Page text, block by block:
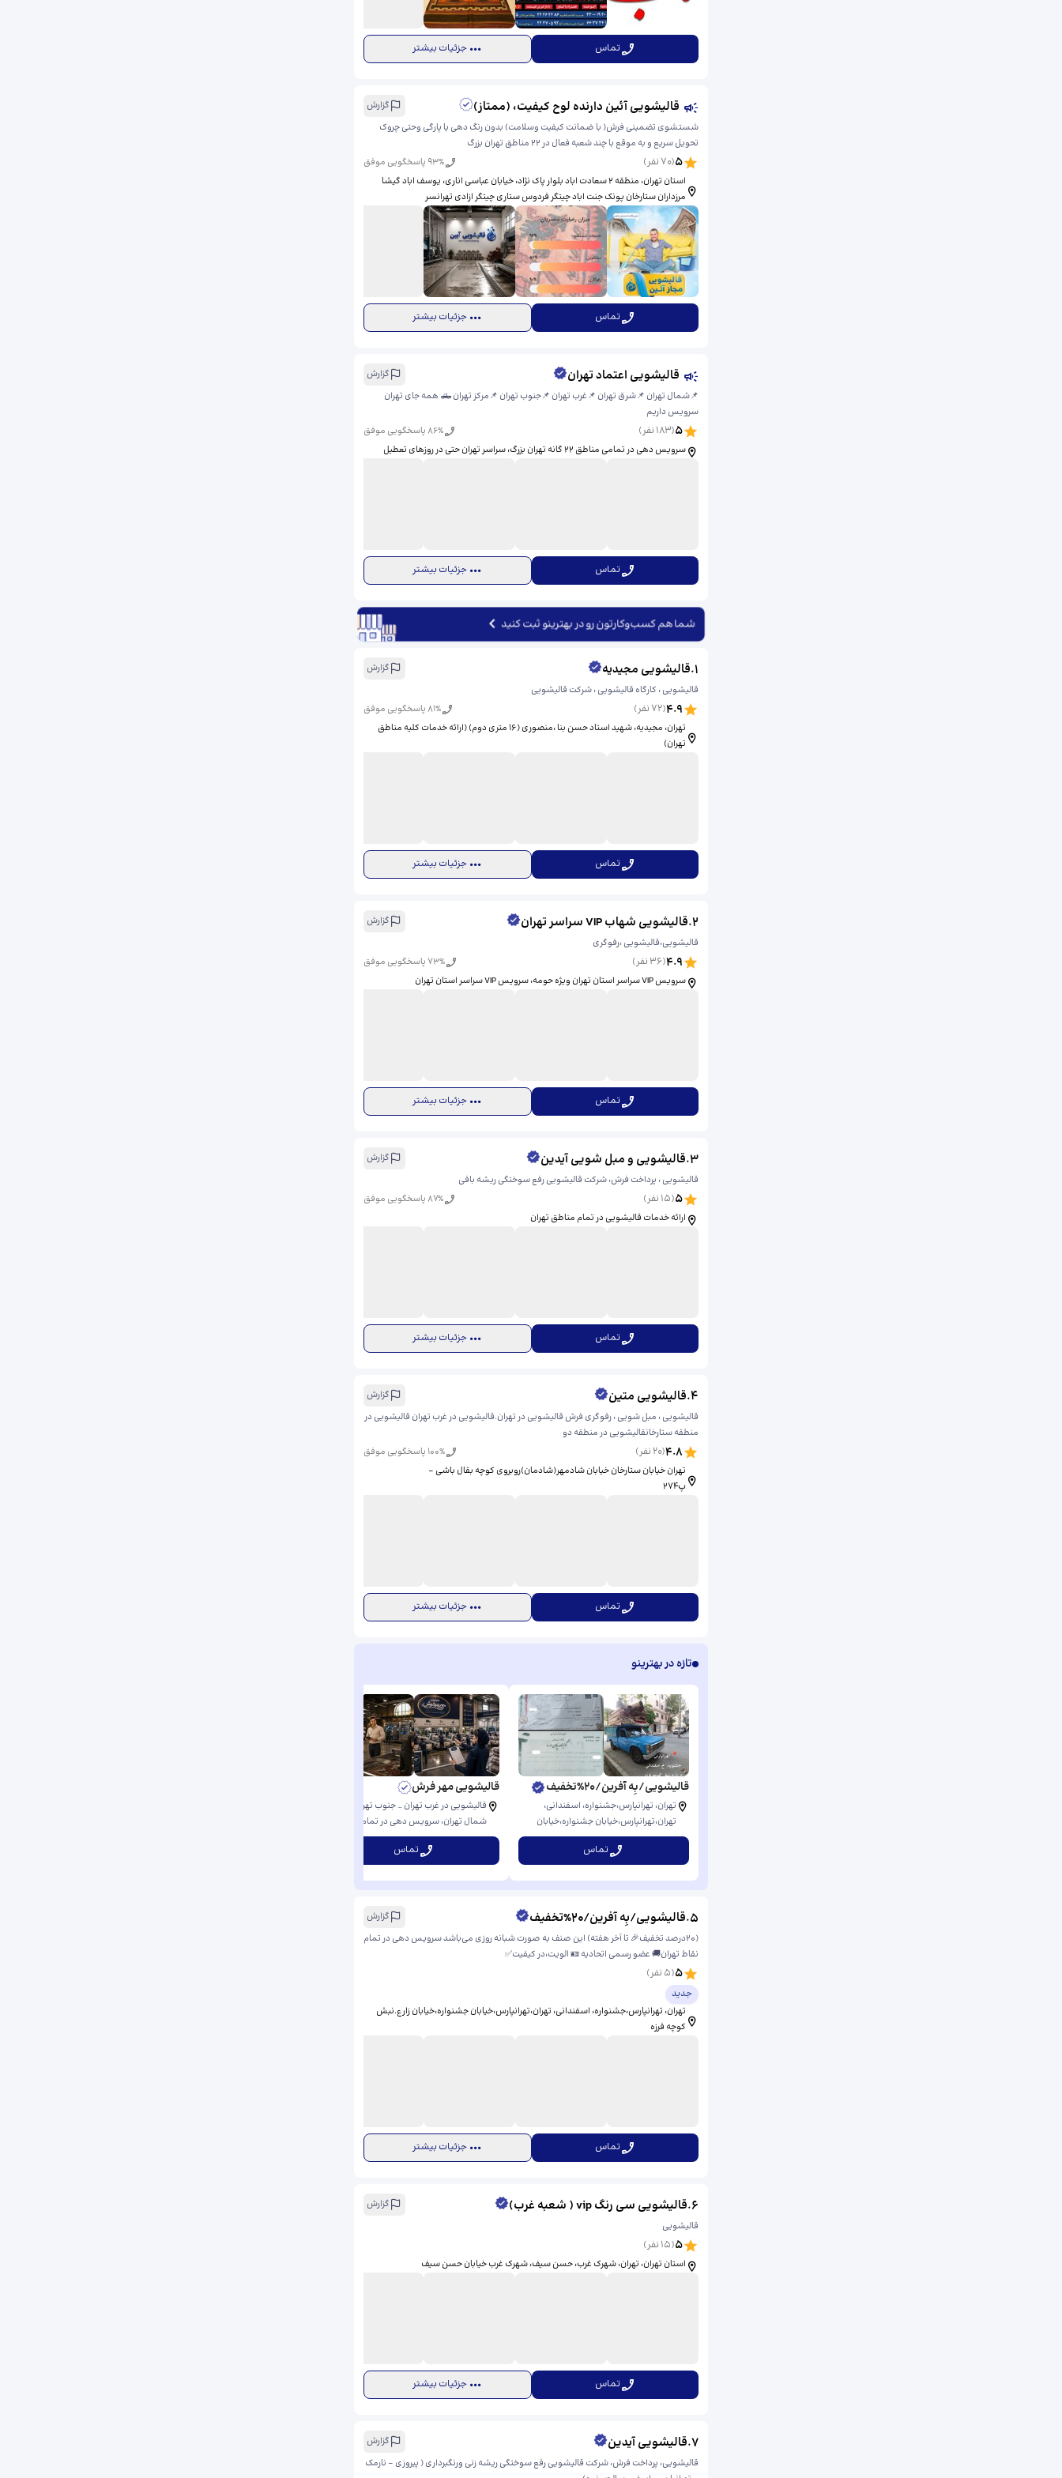
تماس جزئیات بیشتر
قالیشویی آئین دارنده لوح کیفیت، (ممتاز)
گزارش
شستشوی تضمینی فرش( با ضمانت کیفیت وسلامت) بدون رنگ دهی یا پارگی وحتی چروک
تحویل سریع و به موقع با چند شعبه فعال در 22 مناطق تهران بزرگ
5
(
70 نفر) 93% پاسخگویی موفق
استان تهران، منطقه 2 سعادت اباد بلوار پاک نژاد، خیابان عباسی اناری، ​یوسف اباد گیشا
مرزداران ستارخان پونک جنت اباد چیتگر فردوس ستاری چیتگر ازادی تهرانسر
تماس جزئیات بیشتر
قالیشویی اعتماد تهران
گزارش
📌شمال تهران 📌شرق تهران 📌غرب تهران 📌جنوب تهران 📌مرکز تهران 🛻 همه جای تهران
سرویس داریم
5
(
183 نفر) 86% پاسخگویی موفق
سرویس دهی در تمامی مناطق ۲۲ گانه تهران بزرگ، ​سراسر تهران حتی در روزهای تعطیل
تماس جزئیات بیشتر
شما هم کسب‌وکارتون رو در بهترینو ثبت کنید
1
.قالیشویی مجیدیه
گزارش
قالیشویی ، کارگاه قالیشویی ، شرکت قالیشویی
4.9
(
72 نفر) 81% پاسخگویی موفق
تهران، مجیدیه، شهید استاد حسن بنا ،منصوری (۱۶ متری دوم) (ارائه خدمات کلیه مناطق
تهران)
تماس جزئیات بیشتر
2
.قالیشویی شهاب VIP سراسر تهران
گزارش
قالیشویی،قالیشویی ،رفوگری
4.9
(
36 نفر) 73% پاسخگویی موفق
سرویس VIP سراسر استان تهران ویژه حومه، ​سرویس VIP سراسر استان تهران
تماس جزئیات بیشتر
3
.قالیشویی و مبل شویی آیدین
گزارش
قالیشویی ، پرداخت فرش، شرکت قالیشویی رفع سوختگی ریشه بافی
5
(
15 نفر) 87% پاسخگویی موفق
ارائه خدمات قالیشویی در تمام مناطق تهران
تماس جزئیات بیشتر
4
.قالیشویی متین
گزارش
قالیشویی ، مبل شویی ، رفوگری فرش قالیشویی در تهران.قالیشویی در غرب تهران قالیشویی در
منطقه ستارخانقالیشویی در منطقه دو
4.8
(
20 نفر) 100% پاسخگویی موفق
تهران خیابان ستارخان خیابان شادمهر(شادمان)روبروی کوچه بقال باشی -
پ۲۷۴
تماس جزئیات بیشتر
تازه در بهترینو
قالیشویی/بِه آفرین/20%تخفیف
تهران، تهرانپارس،جشنواره، اسفندانی، ​
تهران،تهرانپارس،خیابان جشنواره،خیابان
زارع.نبش کوچه فرزه
تماس
قالیشویی مهر فرش
قالیشویی در غرب تهران _ جنوب تهران _
شمال تهران، ​سرویس دهی در تمام مناطق
تهران بزرگ
تماس
5
.قالیشویی/بِه آفرین/20%تخفیف
گزارش
(۲۰درصد تخفیف🎉 تا آخر هفته) این صنف به صورت شبانه روزی می‌باشد سرویس دهی در تمام
نقاط تهران🚚 عضو رسمی اتحادیه 🪪 الویت،در کیفیت✅
5
(
5 نفر)
جدید
تهران، تهرانپارس،جشنواره، اسفندانی، ​تهران،تهرانپارس،خیابان جشنواره،خیابان زارع.نبش
کوچه فرزه
تماس جزئیات بیشتر
6
.قالیشویی سی رنگ vip ( شعبه غرب)
گزارش
قالیشویی
5
(
15 نفر)
استان تهران، تهران، شهرک غرب، حسن سیف، ​شهرک غرب خیابان حسن سیف
تماس جزئیات بیشتر
7
.قالیشویی آیدین
گزارش
قالیشویی، پرداخت فرش، شرکت قالیشویی رفع سوختگی ریشه زنی ورنگبرداری ( پیروزی - نارمک